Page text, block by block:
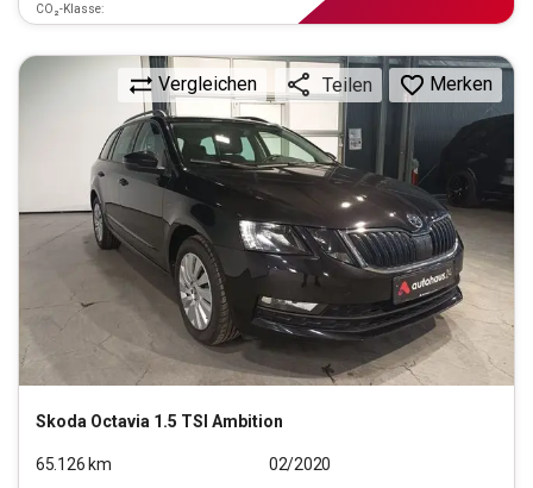
CO₂-Klasse:
Skoda Octavia 1.5 TSI Ambition
Vergleichen Teilen Merken
65.126 km
02/2020